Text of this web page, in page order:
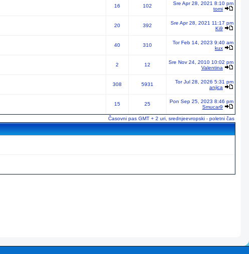
16 102
Sre Apr 28, 2021 8:10 pm
tomi
20 392
Sre Apr 28, 2021 11:17 pm
Ki9
40 310
Tor Feb 14, 2023 9:40 am
kux
2 12
Sre Nov 24, 2010 10:02 pm
Valentina
308 5931
Tor Jul 28, 2026 5:31 pm
anjica
15 25
Pon Sep 25, 2023 8:46 pm
Smucar9
Časovni pas GMT + 2 uri, srednjeevropski - poletni čas